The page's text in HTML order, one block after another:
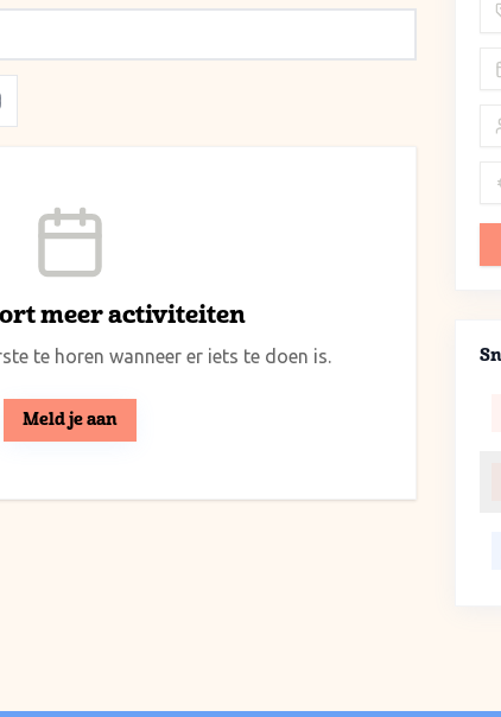
meer activiteiten
te horen wanneer er iets te doen is.
Meld je aan